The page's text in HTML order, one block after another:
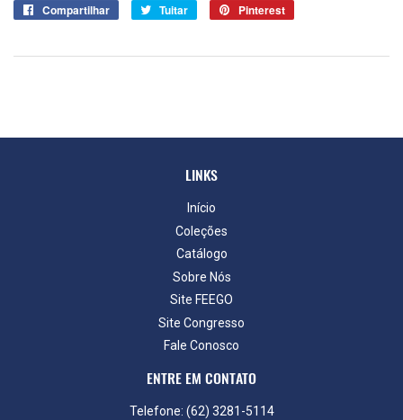
Compartilhar
Compartilhar
Tuitar Tuitar Pinterest
LINKS
Início
Coleções
Catálogo
Sobre Nós
Site FEEGO
Site Congresso
Fale Conosco
ENTRE EM CONTATO
Telefone: (62) 3281-5114